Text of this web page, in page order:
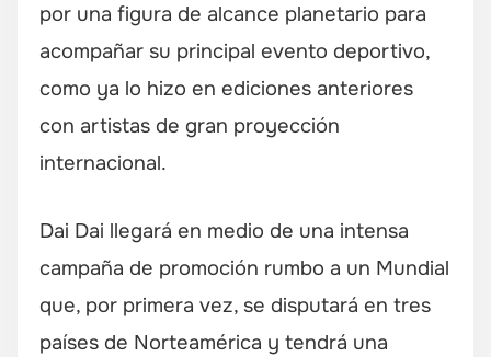
por una figura de alcance planetario para
acompañar su principal evento deportivo,
como ya lo hizo en ediciones anteriores
con artistas de gran proyección
internacional.
Dai Dai llegará en medio de una intensa
campaña de promoción rumbo a un Mundial
que, por primera vez, se disputará en tres
países de Norteamérica y tendrá una